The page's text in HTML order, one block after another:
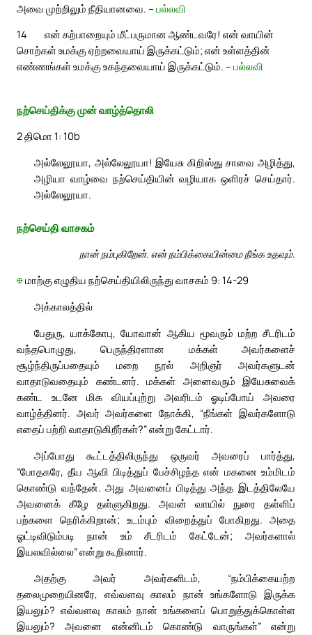
அவை முற்றிலும் நீதியானவை. – பல்லவி
14
என் கற்பாறையும் மீட்பருமான ஆண்டவரே! என் வாயின்
சொற்கள் உமக்கு ஏற்றவையாய் இருக்கட்டும்; என் உள்ளத்தின்
எண்ணங்கள் உமக்கு உகந்தவையாய் இருக்கட்டும். – பல்லவி
நற்செய்திக்கு முன் வாழ்த்தொலி
2 திமொ 1: 10b
அல்லேலூயா, அல்லேலூயா! இயேசு கிறிஸ்து சாவை அழித்து,
அழியா வாழ்வை நற்செய்தியின் வழியாக ஒளிரச் செய்தார்.
அல்லேலூயா.
நற்செய்தி வாசகம்
நான் நம்புகிறேன். என் நம்பிக்கையின்மை நீங்க உதவும்.
✠மாற்கு எழுதிய நற்செய்தியிலிருந்து வாசகம் 9: 14-29
அக்காலத்தில்
பேதுரு, யாக்கோபு, யோவான் ஆகிய மூவரும் மற்ற சீடரிடம்
வந்தபொழுது, பெருந்திரளான மக்கள் அவர்களைச்
சூழ்ந்திருப்பதையும் மறை நூல் அறிஞர் அவர்களுடன்
வாதாடுவதையும் கண்டனர். மக்கள் அனைவரும் இயேசுவைக்
கண்ட உடனே மிக வியப்புற்று அவரிடம் ஓடிப்போய் அவரை
வாழ்த்தினர். அவர் அவர்களை நோக்கி, “நீங்கள் இவர்களோடு
எதைப் பற்றி வாதாடுகிறீர்கள்?” என்று கேட்டார்.
அப்போது கூட்டத்திலிருந்து ஒருவர் அவரைப் பார்த்து,
“போதகரே, தீய ஆவி பிடித்துப் பேச்சிழந்த என் மகனை உம்மிடம்
கொண்டு வந்தேன். அது அவனைப் பிடித்து அந்த இடத்திலேயே
அவனைக் கீழே தள்ளுகிறது. அவன் வாயில் நுரை தள்ளிப்
பற்களை நெரிக்கிறான்; உடம்பும் விறைத்துப் போகிறது. அதை
ஓட்டிவிடும்படி நான் உம் சீடரிடம் கேட்டேன்; அவர்களால்
இயலவில்லை” என்று கூறினார்.
அதற்கு அவர் அவர்களிடம், “நம்பிக்கையற்ற
தலைமுறையினரே, எவ்வளவு காலம் நான் உங்களோடு இருக்க
இயலும்? எவ்வளவு காலம் நான் உங்களைப் பொறுத்துக்கொள்ள
இயலும்? அவனை என்னிடம் கொண்டு வாருங்கள்” என்று